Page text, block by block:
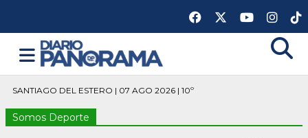
SANTIAGO DEL ESTERO | 07 AGO 2026 | 10º
Somos Deporte